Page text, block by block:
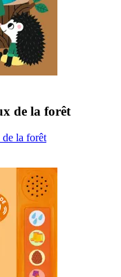
de la forêt
de la forêt